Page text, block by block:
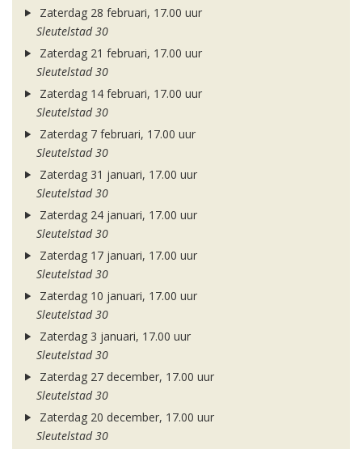
Zaterdag 28 februari, 17.00 uur
Sleutelstad 30
Zaterdag 21 februari, 17.00 uur
Sleutelstad 30
Zaterdag 14 februari, 17.00 uur
Sleutelstad 30
Zaterdag 7 februari, 17.00 uur
Sleutelstad 30
Zaterdag 31 januari, 17.00 uur
Sleutelstad 30
Zaterdag 24 januari, 17.00 uur
Sleutelstad 30
Zaterdag 17 januari, 17.00 uur
Sleutelstad 30
Zaterdag 10 januari, 17.00 uur
Sleutelstad 30
Zaterdag 3 januari, 17.00 uur
Sleutelstad 30
Zaterdag 27 december, 17.00 uur
Sleutelstad 30
Zaterdag 20 december, 17.00 uur
Sleutelstad 30